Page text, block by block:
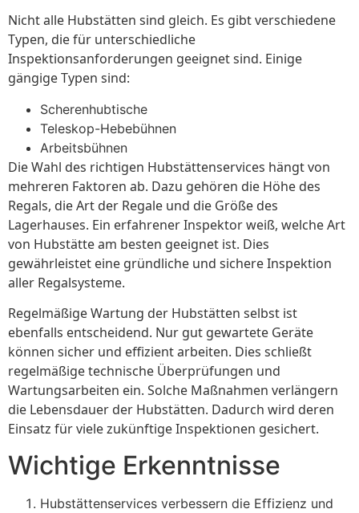
Nicht alle Hubstätten sind gleich. Es gibt verschiedene
Typen, die für unterschiedliche
Inspektionsanforderungen geeignet sind. Einige
gängige Typen sind:
Scherenhubtische
Teleskop-Hebebühnen
Arbeitsbühnen
Die Wahl des richtigen Hubstättenservices hängt von
mehreren Faktoren ab. Dazu gehören die Höhe des
Regals, die Art der Regale und die Größe des
Lagerhauses. Ein erfahrener Inspektor weiß, welche Art
von Hubstätte am besten geeignet ist. Dies
gewährleistet eine gründliche und sichere Inspektion
aller Regalsysteme.
Regelmäßige Wartung der Hubstätten selbst ist
ebenfalls entscheidend. Nur gut gewartete Geräte
können sicher und effizient arbeiten. Dies schließt
regelmäßige technische Überprüfungen und
Wartungsarbeiten ein. Solche Maßnahmen verlängern
die Lebensdauer der Hubstätten. Dadurch wird deren
Einsatz für viele zukünftige Inspektionen gesichert.
Wichtige Erkenntnisse
Hubstättenservices verbessern die Effizienz und